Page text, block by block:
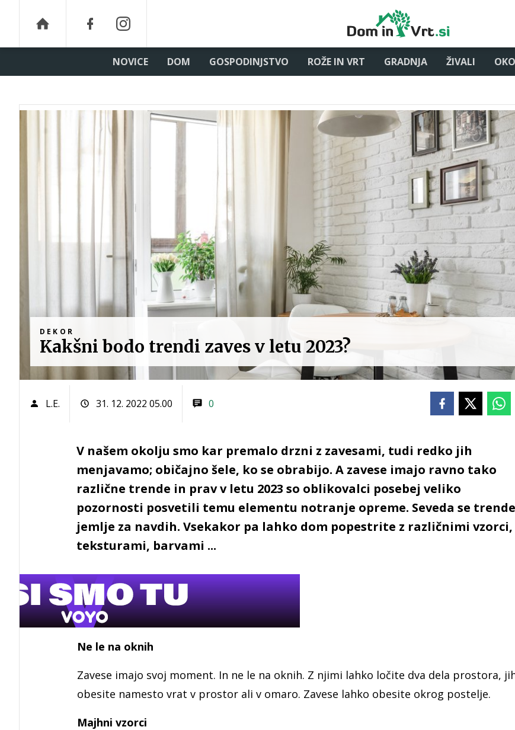
NOVICE DOM GOSPODINJSTVO ROŽE IN VRT GRADNJA ŽIVALI
DEKOR
Kakšni bodo trendi zaves v letu 2023?
L.E. 31. 12. 2022 05.00 0
V našem okolju smo kar premalo drzni z zavesami, tudi redko jih
menjavamo; običajno šele, ko se obrabijo. A zavese imajo ravno tako
različne trende in prav v letu 2023 so oblikovalci posebej veliko
pozornosti posvetili temu elementu notranje opreme. Seveda se trende
jemlje za navdih. Vsekakor pa lahko dom popestrite z različnimi vzorci,
teksturami, barvami ...
Ne le na oknih
Zavese imajo svoj moment. In ne le na oknih. Z njimi lahko ločite dva dela prostora,
obesite namesto vrat v prostor ali v omaro. Zavese lahko obesite okrog postelje.
Majhni vzorci